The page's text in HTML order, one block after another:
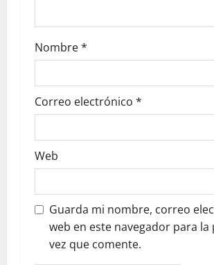
Nombre*
Correo electrónico *
Web
Guarda mi nombre, correo
web en este navegador para la
vez que comente.